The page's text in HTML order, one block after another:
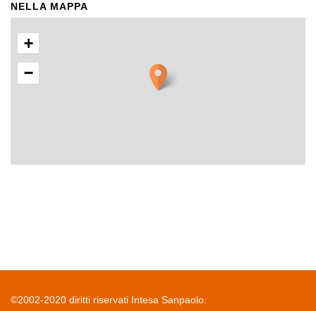
NELLA MAPPA
+
−
©2002-2020 diritti riservati Intesa Sanpaolo.